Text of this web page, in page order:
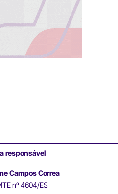
responsável
Campos Correa
nº 4604/ES